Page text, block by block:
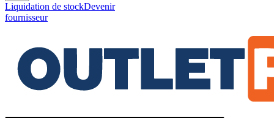
Liquidation de stockDevenir
fournisseur